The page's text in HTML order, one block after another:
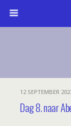
12 SEPTEMBER
Dag 8. naar